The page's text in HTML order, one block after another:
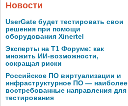
Новости
UserGate будет тестировать свои
решения при помощи
оборудования Xinertel
Эксперты на Т1 Форуме: как
множить ИИ-возможности,
сокращая риски
Российское ПО виртуализации и
инфраструктурное ПО — наиболее
востребованные направления для
тестирования